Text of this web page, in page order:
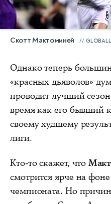
Скотт Мактоминей
Однако теперь
«красных дьяволов»
проводит лучший
время как его бывший
своему худшему
лиги.
Кто-то скажет, что
смотрится ярче на
чемпионата. Но